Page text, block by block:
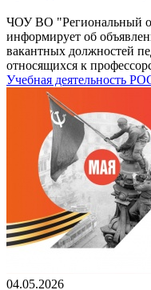
ЧОУ ВО "Региональный
информирует об
вакантных должностей
относящихся к
Учебная деятельность
04.05.2026